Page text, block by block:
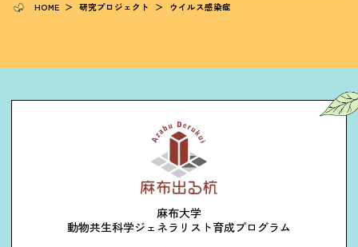
HOME ＞ 研究プロジェクト ＞ ウイルス感染症
麻布大学
動物共生科学ジェネラリスト育成プログラム